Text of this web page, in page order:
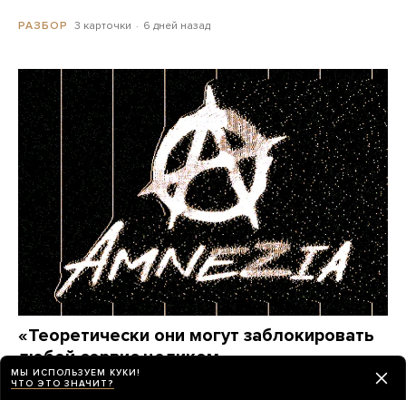
РАЗБОР 3 карточки 6 дней назад
«Теоретически они могут заблокировать
любой сервис целиком»
Этим летом Amnezia — один из самых популярных
МЫ ИСПОЛЬЗУЕМ КУКИ!
ЧТО ЭТО ЗНАЧИТ?